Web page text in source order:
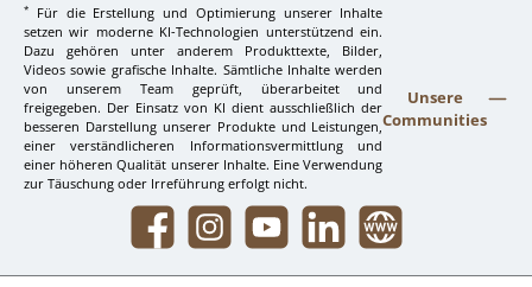
*
Für die Erstellung und Optimierung unserer Inhalte
setzen wir moderne KI-Technologien unterstützend ein.
Dazu gehören unter anderem Produkttexte, Bilder,
Videos sowie grafische Inhalte. Sämtliche Inhalte werden
von unserem Team geprüft, überarbeitet und
freigegeben. Der Einsatz von KI dient ausschließlich der
besseren Darstellung unserer Produkte und Leistungen,
einer verständlicheren Informationsvermittlung und
einer höheren Qualität unserer Inhalte. Eine Verwendung
zur Täuschung oder Irreführung erfolgt nicht.
Unsere
Communities
Facebook InstagramYouTube LinkedIn Website